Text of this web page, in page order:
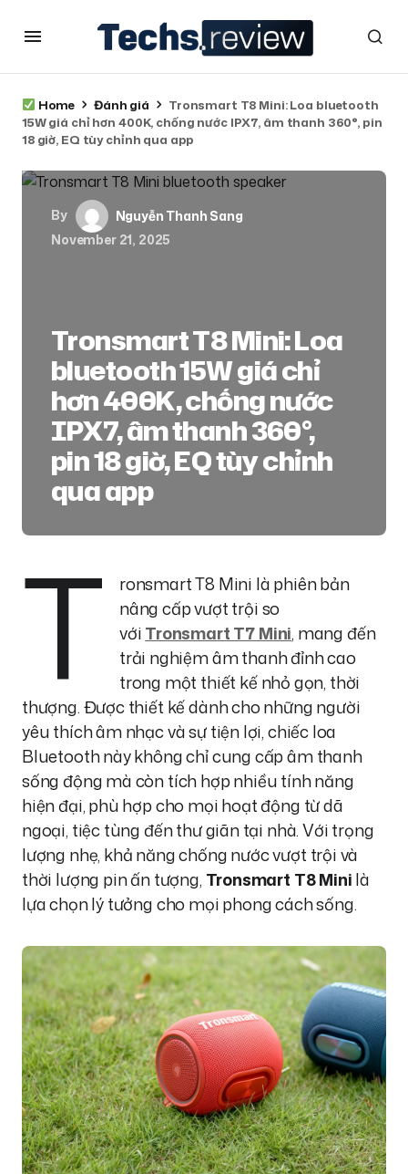
Home Đánh giá
Tronsmart T8 Mini: Loa bluetooth
15W giá chỉ hơn 400K, chống nước IPX7, âm thanh 360°, pin
18 giờ, EQ tùy chỉnh qua app
By
Nguyễn Thanh Sang
November 21, 2025
Tronsmart T8 Mini: Loa
bluetooth 15W giá chỉ
hơn 400K, chống nước
IPX7, âm thanh 360°,
pin 18 giờ, EQ tùy chỉnh
qua app
T
ronsmart T8 Mini là phiên bản
nâng cấp vượt trội so
vớiTronsmart T7 Mini, mang đến
trải nghiệm âm thanh đỉnh cao
trong một thiết kế nhỏ gọn, thời
thượng. Được thiết kế dành cho những người
yêu thích âm nhạc và sự tiện lợi, chiếc loa
Bluetooth này không chỉ cung cấp âm thanh
sống động mà còn tích hợp nhiều tính năng
hiện đại, phù hợp cho mọi hoạt động từ dã
ngoại, tiệc tùng đến thư giãn tại nhà. Với trọng
lượng nhẹ, khả năng chống nước vượt trội và
thời lượng pin ấn tượng, Tronsmart T8 Minilà
lựa chọn lý tưởng cho mọi phong cách sống.